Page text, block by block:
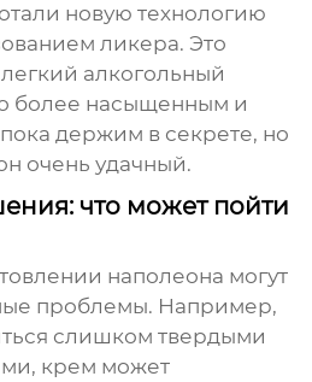
новую технологию
ликера. Это
легкий алкогольный
более насыщенным и
держим в секрете, но
очень удачный.
что может пойти
наполеона могут
проблемы. Например,
слишком твердыми
крем может